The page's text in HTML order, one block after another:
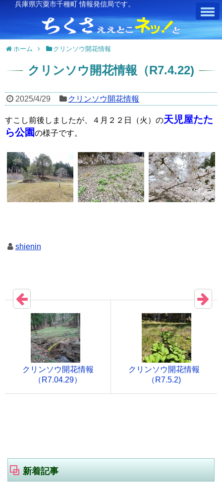
兵庫県宍粟市千種町 情報発信局です。
ホーム クリンソウ開花情報
クリンソウ開花情報（R7.4.22)
2025/4/29 クリンソウ開花情報
すこし前後しましたが、４月２２日（火）の天児屋たた
ら公園の様子です。
shienin
クリンソウ開花情報
（R7.04.29）
クリンソウ開花情報
（R7.5.2)
新着記事